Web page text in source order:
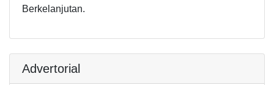
Berkelanjutan.
Advertorial